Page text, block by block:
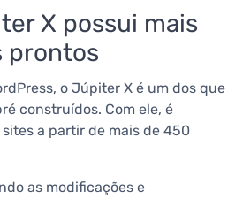
X possui mais
prontos
o Júpiter X é um dos que
construídos. Com ele, é
a partir de mais de 450
as modificações e